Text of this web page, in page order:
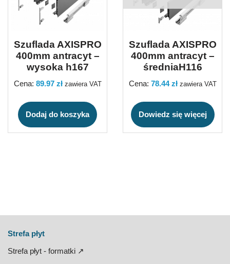
Szuflada AXISPRO
400mm antracyt –
wysoka h167
Cena: 89.97 zł zawiera VAT
Dodaj do koszyka
Szuflada AXISPRO
400mm antracyt –
średniaH116
Cena: 78.44zł zawiera VAT
Dowiedz się więcej
Strefa płyt
Strefa płyt - formatki ↗